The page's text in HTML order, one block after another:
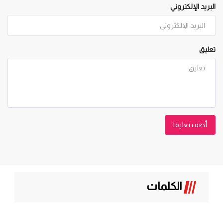
البريد الإلكتروني
تعليق
أضف تعليقا
الكلمات